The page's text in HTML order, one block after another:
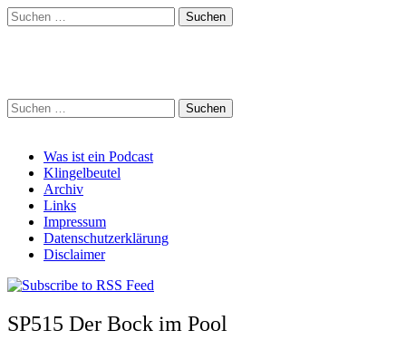
Suchen
nach:
Suchen
nach:
Main
menu
Skip
content
Was ist ein Podcast
Klingelbeutel
Archiv
Links
Impressum
Datenschutzerklärung
Disclaimer
SP515 Der Bock im Pool